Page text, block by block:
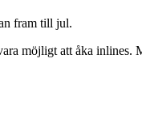
fram till jul.
möjligt att åka